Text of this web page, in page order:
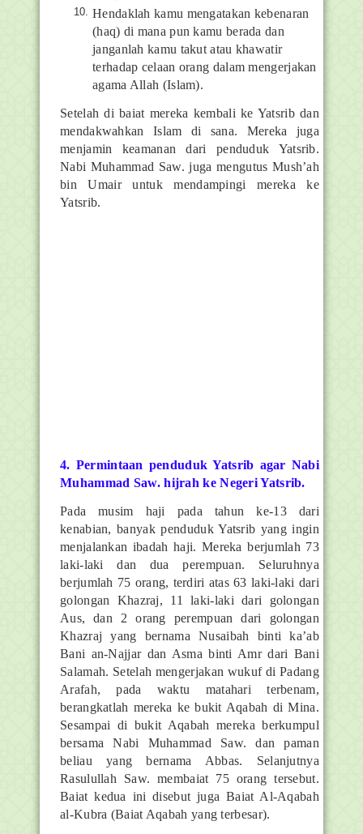
Hendaklah kamu mengatakan kebenaran
(haq) di mana pun kamu berada dan
janganlah kamu takut atau khawatir
terhadap celaan orang dalam mengerjakan
agama Allah (Islam).
Setelah di baiat mereka kembali ke Yatsrib dan
mendakwahkan Islam di sana. Mereka juga
menjamin keamanan dari penduduk Yatsrib.
Nabi Muhammad Saw. juga mengutus Mush’ah
bin Umair untuk mendampingi mereka ke
Yatsrib.
4. Permintaan penduduk Yatsrib agar Nabi
Muhammad Saw. hijrah ke Negeri Yatsrib.
Pada musim haji pada tahun ke-13 dari
kenabian, banyak penduduk Yatsrib yang ingin
menjalankan ibadah haji. Mereka berjumlah 73
laki-laki dan dua perempuan. Seluruhnya
berjumlah 75 orang, terdiri atas 63 laki-laki dari
golongan Khazraj, 11 laki-laki dari golongan
Aus, dan 2 orang perempuan dari golongan
Khazraj yang bernama Nusaibah binti ka’ab
Bani an-Najjar dan Asma binti Amr dari Bani
Salamah. Setelah mengerjakan wukuf di Padang
Arafah, pada waktu matahari terbenam,
berangkatlah mereka ke bukit Aqabah di Mina.
Sesampai di bukit Aqabah mereka berkumpul
bersama Nabi Muhammad Saw. dan paman
beliau yang bernama Abbas. Selanjutnya
Rasulullah Saw. membaiat 75 orang tersebut.
Baiat kedua ini disebut juga Baiat Al-Aqabah
al-Kubra (Baiat Aqabah yang terbesar).